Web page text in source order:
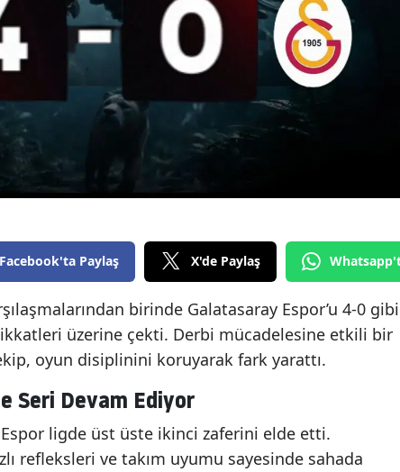
Facebook'ta Paylaş X'de Paylaş
birinde Galatasaray Espor’u 4-0 gibi
üzerine çekti. Derbi mücadelesine etkili bir
oyun disiplinini koruyarak fark yarattı.
Seri Devam Ediyor
ligde üst üste ikinci zaferini elde etti.
refleksleri ve takım uyumu sayesinde sahada